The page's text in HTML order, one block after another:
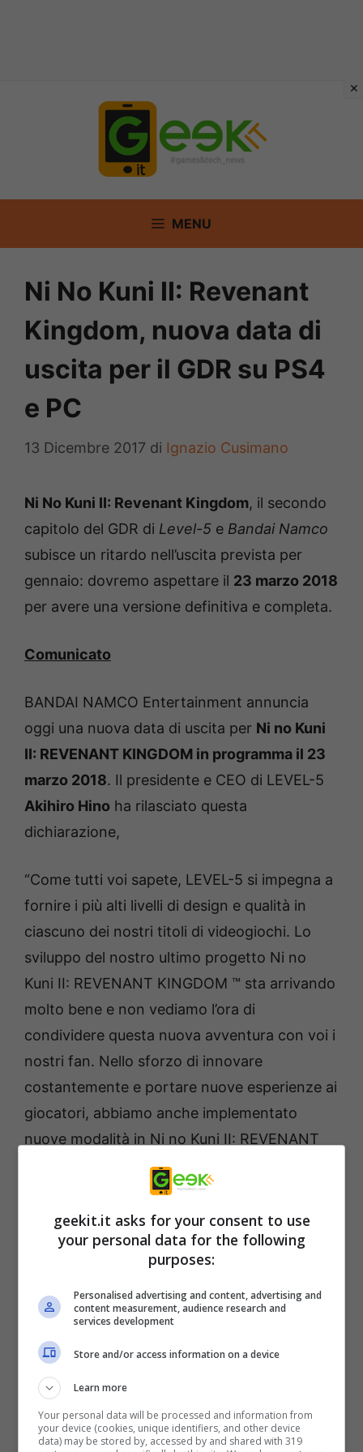
MENU
Ni No Kuni II: Revenant
Kingdom, nuova data di
uscita per il GDR su PS4
e PC
13 Dicembre 2017 di Ignazio Cusimano
Ni No Kuni II: Revenant Kingdom, il secondo
capitolo del GDR di Level-5 e Bandai Namco
subisce un ritardo nell’uscita prevista per
gennaio: dovremo aspettare il 23 marzo 2018
per avere una versione definitiva e completa.
Comunicato
BANDAI NAMCO Entertainment annuncia
oggi una nuova data di uscita per Ni no Kuni
II: REVENANT KINGDOM in programma il 23
marzo 2018. Il presidente e CEO di LEVEL-5
Akihiro Hino ha rilasciato questa
dichiarazione,
“Come tutti voi sapete, LEVEL-5 si impegna a
fornire i più alti livelli di design e qualità in
ciascuno dei nostri titoli di videogiochi. Lo
sviluppo del nostro ultimo progetto Ni no
Kuni II: REVENANT KINGDOM ™ sta arrivando
molto bene e non vediamo l’ora di
condividere questa nuova avventura con voi i
nostri fan. Nello sforzo di innovare
costantemente e portare nuove esperienze ai
giocatori, abbiamo anche implementato
nuove modalità in Ni no Kuni II: REVENANT
KINGDOM incluse le nuove modalità Skirmish
e Kingdom che delizieranno i giocatori.
Tuttavia con l’innovazione e le nuove idee
nasce l’esigenza di assicurare che tutto
funzioni insieme in un pacchetto divertente e
coeso. Ciò significa che avremo bisogno di un
po ‘più di tempo per assicurarci che l’intera
esperienza di Ni no Kuni II: REVENANT
KINGDOM soddisfi gli elevati standard di
qualità di LEVEL-5 e BANDAI NAMCO
Entertainment Inc.. Quindi oggi vorrei
geekit.it asks for your consent to use
your personal data for the following
purposes:
Personalised advertising and content, advertising and
content measurement, audience research and
services development
Store and/or access information on a device
Learn more
Your personal data will be processed and information from
your device (cookies, unique identifiers, and other device
data) may be stored by, accessed by and shared with 319